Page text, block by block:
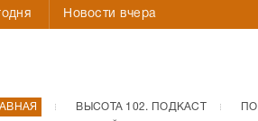
Новости вчера
ВЫСОТА 102. ПОДКАСТ